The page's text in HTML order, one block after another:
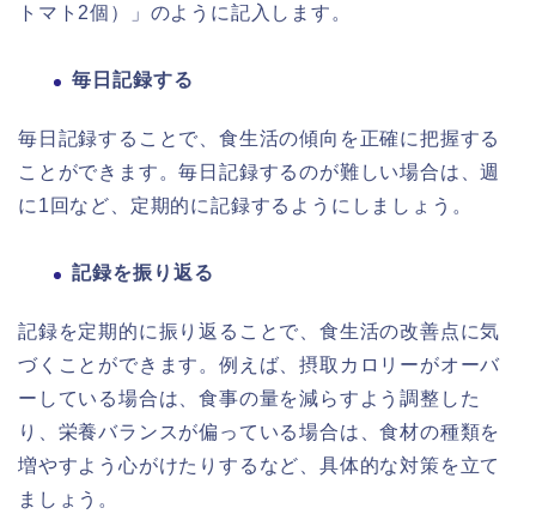
トマト2個）」のように記入します。
毎日記録する
毎日記録することで、食生活の傾向を正確に把握する
ことができます。毎日記録するのが難しい場合は、週
に1回など、定期的に記録するようにしましょう。
記録を振り返る
記録を定期的に振り返ることで、食生活の改善点に気
づくことができます。例えば、摂取カロリーがオーバ
ーしている場合は、食事の量を減らすよう調整した
り、栄養バランスが偏っている場合は、食材の種類を
増やすよう心がけたりするなど、具体的な対策を立て
ましょう。